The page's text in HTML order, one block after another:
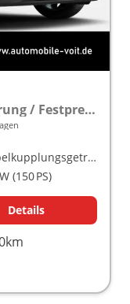
Selection 50% Schwerbehinderung / Festpreisgarantie* Modelljahr 1.5 TSI Mild-Hybrid 150PS DSG "Sonderangebot bei Schwerbehinderung" frei konfigurierbar!
Doppelkupplungsgetriebe (DSG)
(150 PS)
Details